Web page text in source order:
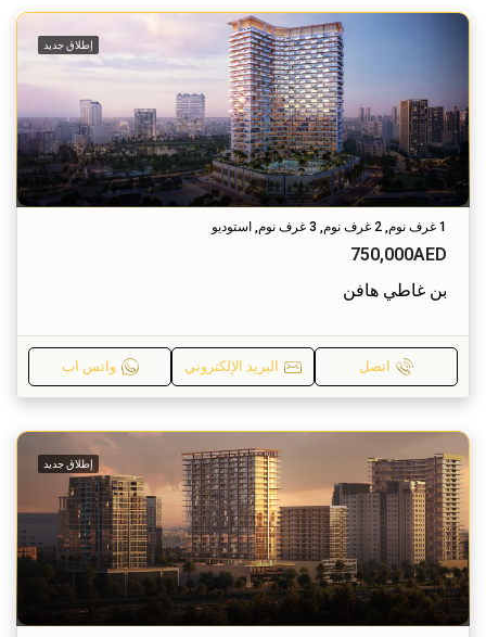
إطلاق جديد
1 غرف نوم, 2 غرف نوم, 3 غرف نوم, استوديو
750,000AED
بن غاطي هافن
اتصل البريد الإلكتروني واتس اب
إطلاق جديد